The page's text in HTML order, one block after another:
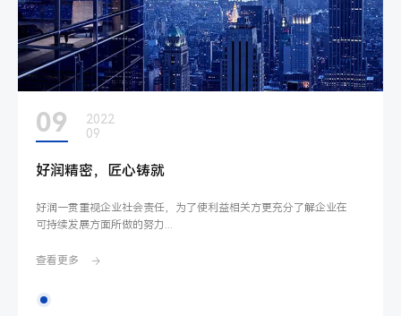
09
2022
09
好润精密，匠心铸就
好润一贯重视企业社会责任，为了使利益相关方更充分了解企业在
可持续发展方面所做的努力...
查看更多